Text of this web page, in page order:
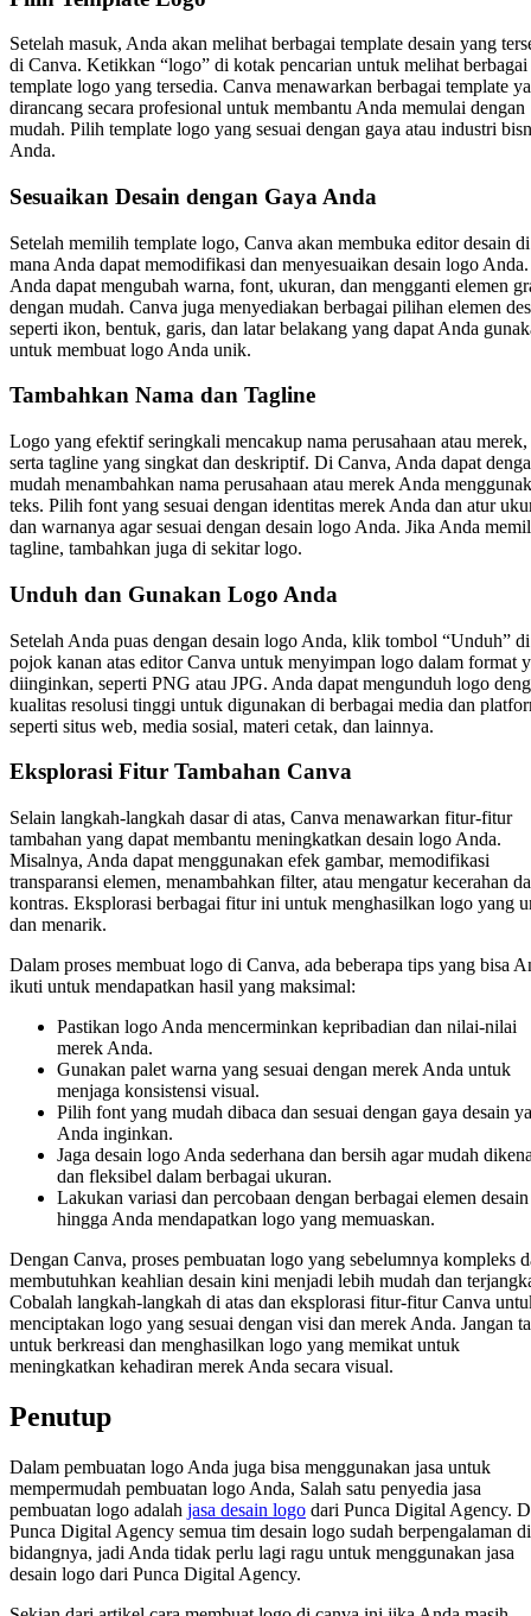
Setelah masuk, Anda akan melihat berbagai template desain yang
di Canva. Ketikkan “logo” di kotak pencarian untuk melihat berbagai
template logo yang tersedia. Canva menawarkan berbagai template
dirancang secara profesional untuk membantu Anda memulai dengan
mudah. Pilih template logo yang sesuai dengan gaya atau industri
Anda.
Sesuaikan Desain dengan Gaya Anda
Setelah memilih template logo, Canva akan membuka editor desain di
mana Anda dapat memodifikasi dan menyesuaikan desain logo Anda.
Anda dapat mengubah warna, font, ukuran, dan mengganti elemen
dengan mudah. Canva juga menyediakan berbagai pilihan elemen
seperti ikon, bentuk, garis, dan latar belakang yang dapat Anda
untuk membuat logo Anda unik.
Tambahkan Nama dan Tagline
Logo yang efektif seringkali mencakup nama perusahaan atau merek,
serta tagline yang singkat dan deskriptif. Di Canva, Anda dapat
mudah menambahkan nama perusahaan atau merek Anda
teks. Pilih font yang sesuai dengan identitas merek Anda dan atur
dan warnanya agar sesuai dengan desain logo Anda. Jika Anda
tagline, tambahkan juga di sekitar logo.
Unduh dan Gunakan Logo Anda
Setelah Anda puas dengan desain logo Anda, klik tombol “Unduh” di
pojok kanan atas editor Canva untuk menyimpan logo dalam format
diinginkan, seperti PNG atau JPG. Anda dapat mengunduh logo
kualitas resolusi tinggi untuk digunakan di berbagai media dan
seperti situs web, media sosial, materi cetak, dan lainnya.
Eksplorasi Fitur Tambahan Canva
Selain langkah-langkah dasar di atas, Canva menawarkan fitur-fitur
tambahan yang dapat membantu meningkatkan desain logo Anda.
Misalnya, Anda dapat menggunakan efek gambar, memodifikasi
transparansi elemen, menambahkan filter, atau mengatur kecerahan
kontras. Eksplorasi berbagai fitur ini untuk menghasilkan logo yang
dan menarik.
Dalam proses membuat logo di Canva, ada beberapa tips yang bisa
ikuti untuk mendapatkan hasil yang maksimal:
Pastikan logo Anda mencerminkan kepribadian dan nilai-nilai
merek Anda.
Gunakan palet warna yang sesuai dengan merek Anda untuk
menjaga konsistensi visual.
Pilih font yang mudah dibaca dan sesuai dengan gaya desain
Anda inginkan.
Jaga desain logo Anda sederhana dan bersih agar mudah
dan fleksibel dalam berbagai ukuran.
Lakukan variasi dan percobaan dengan berbagai elemen desain
hingga Anda mendapatkan logo yang memuaskan.
Dengan Canva, proses pembuatan logo yang sebelumnya kompleks
membutuhkan keahlian desain kini menjadi lebih mudah dan
Cobalah langkah-langkah di atas dan eksplorasi fitur-fitur Canva
menciptakan logo yang sesuai dengan visi dan merek Anda. Jangan
untuk berkreasi dan menghasilkan logo yang memikat untuk
meningkatkan kehadiran merek Anda secara visual.
Penutup
Dalam pembuatan logo Anda juga bisa menggunakan jasa untuk
mempermudah pembuatan logo Anda, Salah satu penyedia jasa
pembuatan logo adalah jasa desain logo dari Punca Digital Agency.
Punca Digital Agency semua tim desain logo sudah berpengalaman di
bidangnya, jadi Anda tidak perlu lagi ragu untuk menggunakan jasa
desain logo dari Punca Digital Agency.